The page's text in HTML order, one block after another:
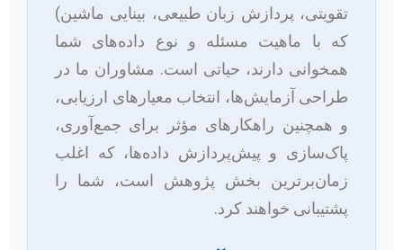
تقویتی، پردازش زبان طبیعی، بینایی ماشین)
که با ماهیت مسئله و نوع داده‌های شما
همخوانی دارند، حیاتی است. مشاوران ما در
طراحی آزمایش‌ها، انتخاب معیارهای ارزیابی،
و همچنین راهکارهای مؤثر برای جمع‌آوری،
پاک‌سازی و پیش‌پردازش داده‌ها، که اغلب
زمان‌برترین بخش پژوهش است، شما را
پشتیبانی خواهند کرد.